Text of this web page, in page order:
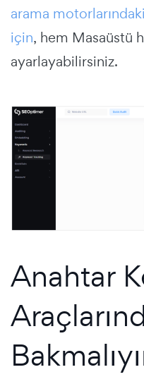
arama
için, hem Masaüstü
ayarlayabilirsiniz.
Anahtar